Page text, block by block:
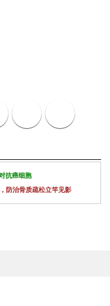
抗癌细胞
防治骨质疏松立竿见影